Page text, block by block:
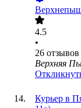
4.5
•
26 отзывов
Верхняя
Курьер в